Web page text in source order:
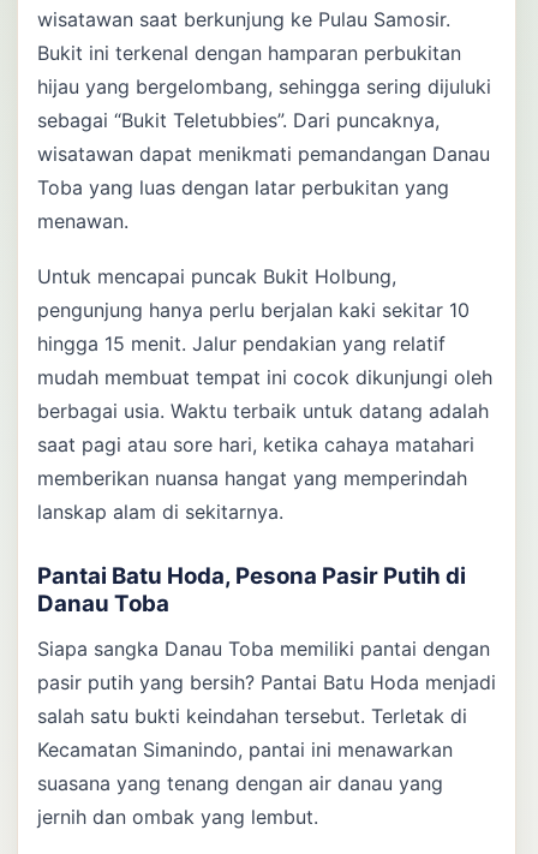
wisatawan saat berkunjung ke Pulau Samosir.
Bukit ini terkenal dengan hamparan perbukitan
hijau yang bergelombang, sehingga sering dijuluki
sebagai “Bukit Teletubbies”. Dari puncaknya,
wisatawan dapat menikmati pemandangan Danau
Toba yang luas dengan latar perbukitan yang
menawan.
Untuk mencapai puncak Bukit Holbung,
pengunjung hanya perlu berjalan kaki sekitar 10
hingga 15 menit. Jalur pendakian yang relatif
mudah membuat tempat ini cocok dikunjungi oleh
berbagai usia. Waktu terbaik untuk datang adalah
saat pagi atau sore hari, ketika cahaya matahari
memberikan nuansa hangat yang memperindah
lanskap alam di sekitarnya.
Pantai Batu Hoda, Pesona Pasir Putih di
Danau Toba
Siapa sangka Danau Toba memiliki pantai dengan
pasir putih yang bersih? Pantai Batu Hoda menjadi
salah satu bukti keindahan tersebut. Terletak di
Kecamatan Simanindo, pantai ini menawarkan
suasana yang tenang dengan air danau yang
jernih dan ombak yang lembut.